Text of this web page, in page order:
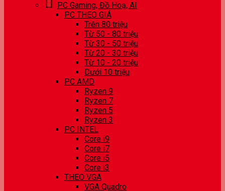
PC Gaming, Đồ Hoạ, AI
PC THEO GIÁ
Trên 80 triệu
Từ 50 - 80 triệu
Từ 30 - 50 triệu
Từ 20 - 30 triệu
Từ 10 - 20 triệu
Dưới 10 triệu
PC AMD
Ryzen 9
Ryzen 7
Ryzen 5
Ryzen 3
PC INTEL
Core i9
Core i7
Core i5
Core i3
THEO VGA
VGA Quadro